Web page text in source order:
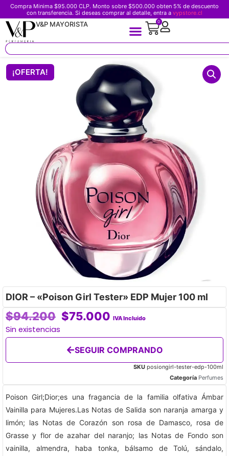
Compra Minima $95.000 CLP. Monto sobre $500.000 obten 5% de descuento
con transferencia. Si deseas comprar al detalle, entra a vypstore.cl
V&P MAYORISTA 0
¡OFERTA!
DIOR – «Poison Girl Tester» EDP Mujer 100 ml
$94.200 $75.000 IVA Incluido
Sin existencias
SEGUIR COMPRANDO
SKU posiongirl-tester-edp-100ml
Categoría Perfumes
Poison Girl;Dior;es una fragancia de la familia olfativa Ámbar
Vainilla para Mujeres.Las Notas de Salida son naranja amarga y
limón; las Notas de Corazón son rosa de Damasco, rosa de
Grasse y flor de azahar del naranjo; las Notas de Fondo son
vainilla, almendra, haba tonka, bálsamo de Tolú, sándalo,